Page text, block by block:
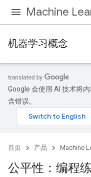
Machine
机器学习概念
Google 会使用 AI 技术将
含错误。
首页 产品 Machine
公平性：编程